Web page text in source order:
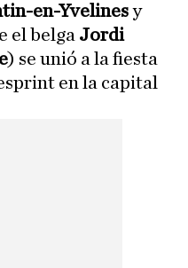
en-Yvelinesy
el belga Jordi
) se unió a la fiesta
en la capital